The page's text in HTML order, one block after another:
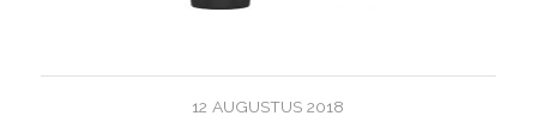
12 AUGUSTUS 2018